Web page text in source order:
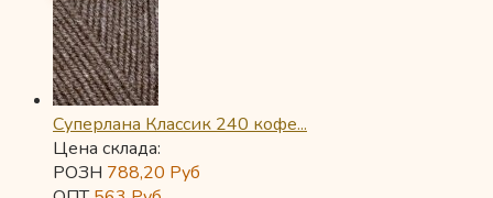
Суперлана Классик 240 кофе...
Цена склада:
РОЗН 788,20 Руб